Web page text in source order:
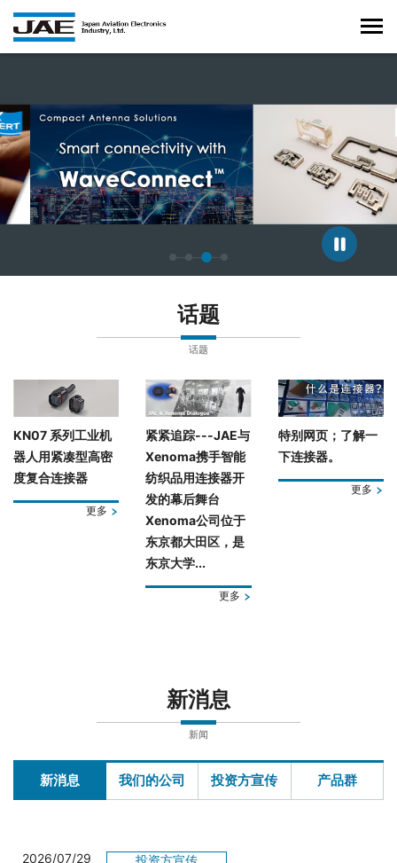
话题
话题
KN07 系列工业机
器人用紧凑型高密
度复合连接器
更多
紧紧追踪---JAE与
Xenoma携手智能
纺织品用连接器开
发的幕后舞台
Xenoma公司位于
东京都大田区，是
东京大学...
更多
特别网页；了解一
下连接器。
更多
新消息
新闻
新消息 我们的公司 投资方宣传 产品群
2026/07/29
投资方宣传